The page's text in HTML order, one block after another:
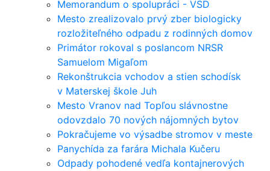
Memorandum o spolupráci - VSD
Mesto zrealizovalo prvý zber biologicky
rozložiteľného odpadu z rodinných domov
Primátor rokoval s poslancom NRSR
Samuelom Migaľom
Rekonštrukcia vchodov a stien schodísk
v Materskej škole Juh
Mesto Vranov nad Topľou slávnostne
odovzdalo 70 nových nájomných bytov
Pokračujeme vo výsadbe stromov v meste
Panychída za farára Michala Kučeru
Odpady pohodené vedľa kontajnerových